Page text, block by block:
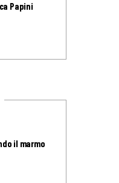
Papini
il marmo